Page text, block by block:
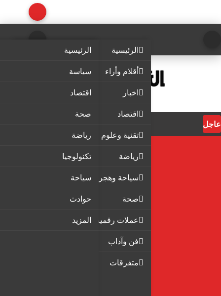
الرئيسية
أقلام وأراء
اخبار
اقتصاد
تقنية وعلوم
رياضة
سياحة وهجرة
صحة
عملات رقمية
فن وآداب
متفرقات
الرئيسية
سياسة
اقتصاد
صحة
رياضة
تكنولوجيا
سياحة
حوادث
المزيد
عاجل